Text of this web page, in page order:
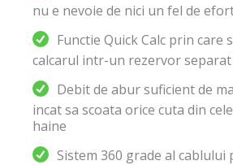
nu e nevoie de nici un fel de
Functie Quick Calc prin care
calcarul intr-un rezervor separat
Debit de abur suficient de
incat sa scoata orice cuta din
haine
Sistem 360 grade al cablului